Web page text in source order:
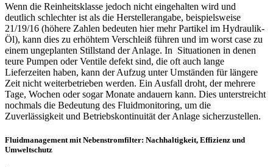
Wenn die Reinheitsklasse jedoch nicht eingehalten wird und
deutlich schlechter ist als die Herstellerangabe, beispielsweise
21/19/16 (höhere Zahlen bedeuten hier mehr Partikel im Hydraulik-
Öl), kann dies zu erhöhtem Verschleiß führen und im worst case zu
einem ungeplanten Stillstand der Anlage. In Situationen in denen
teure Pumpen oder Ventile defekt sind, die oft auch lange
Lieferzeiten haben, kann der Aufzug unter Umständen für längere
Zeit nicht weiterbetrieben werden. Ein Ausfall droht, der mehrere
Tage, Wochen oder sogar Monate andauern kann. Dies unterstreicht
nochmals die Bedeutung des Fluidmonitoring, um die
Zuverlässigkeit und Betriebskontinuität der Anlage sicherzustellen.
Fluidmanagement mit Nebenstromfilter: Nachhaltigkeit, Effizienz und
Umweltschutz